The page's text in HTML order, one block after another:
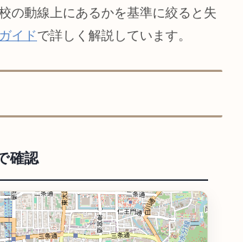
の動線上にあるかを基準に絞ると失
イドで詳しく解説しています。
確認